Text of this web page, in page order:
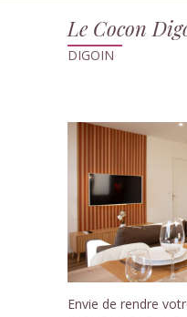
Le Cocon
DIGOIN
Envie de rendre